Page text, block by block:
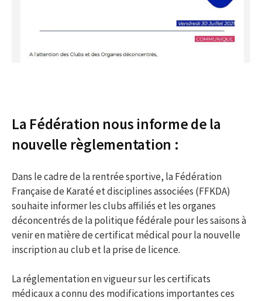
La Fédération nous informe de la
nouvelle règlementation :
Dans le cadre de la rentrée sportive, la Fédération
Française de Karaté et disciplines associées (FFKDA)
souhaite informer les clubs affiliés et les organes
déconcentrés de la politique fédérale pour les saisons à
venir en matière de certificat médical pour la nouvelle
inscription au club et la prise de licence.
La réglementation en vigueur sur les certificats
médicaux a connu des modifications importantes ces